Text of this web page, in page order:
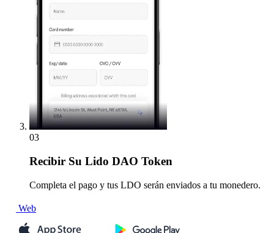
03
Recibir Su Lido DAO Token
Completa el pago y tus LDO serán enviados a tu monedero.
Web